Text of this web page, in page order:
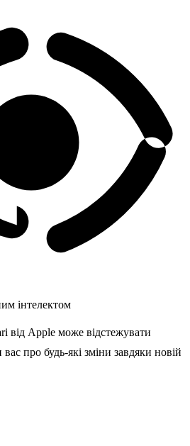
інтелектом
від Apple може відстежувати
про будь-які зміни завдяки новій